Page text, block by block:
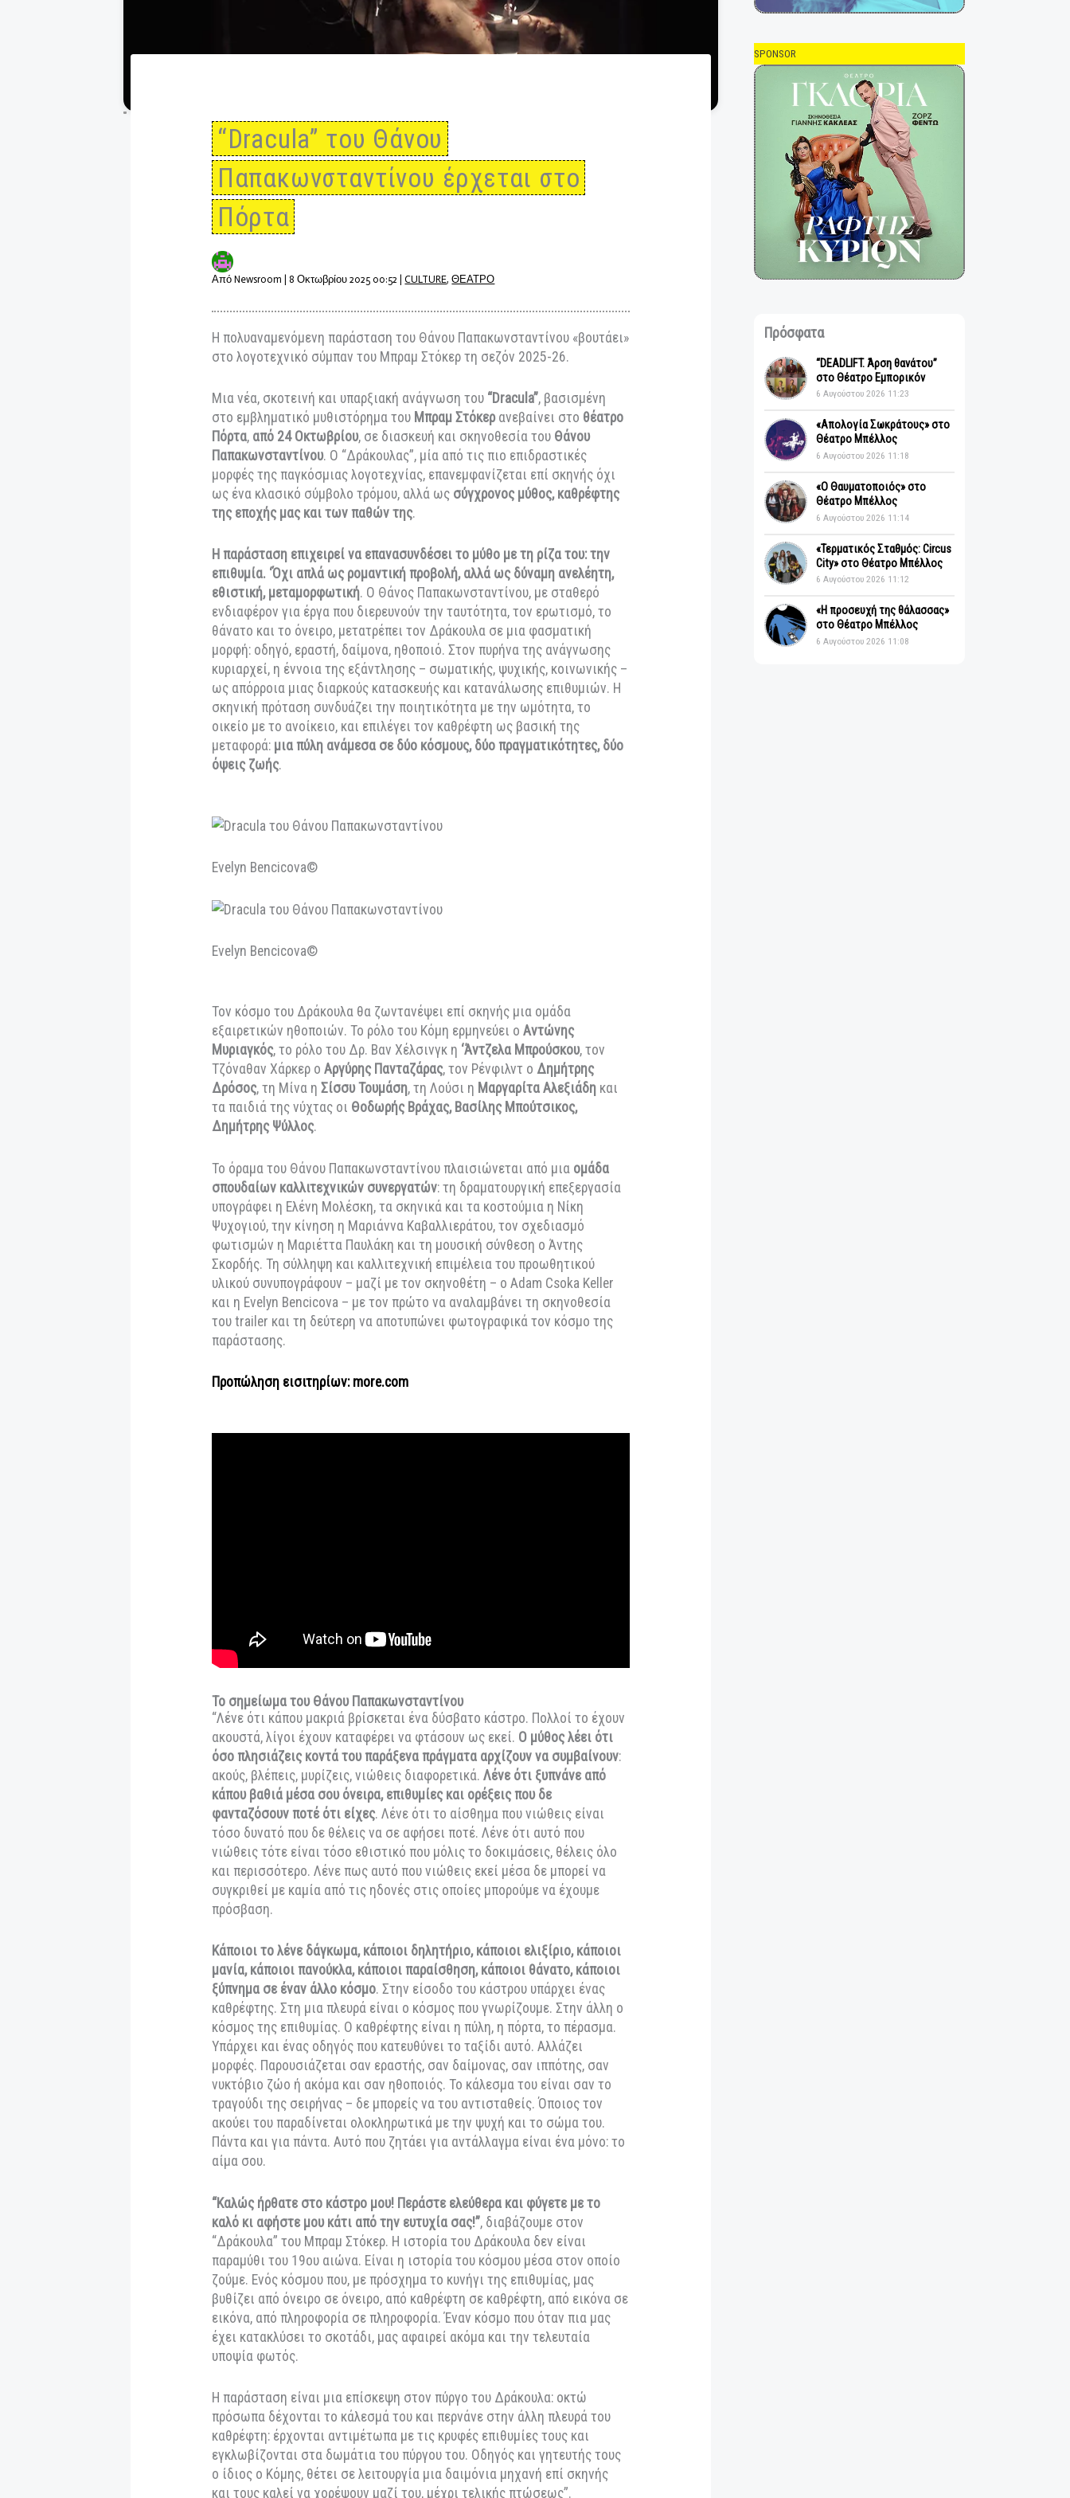
“Dracula” του Θάνου
Παπακωνσταντίνου έρχεται στο
Πόρτα
Από Newsroom 8 Οκτωβρίου 2025 00:52 CULTURE, ΘΕΑΤΡΟ
H πολυαναμενόμενη παράσταση του Θάνου Παπακωνσταντίνου «βουτάει»
στο λογοτεχνικό σύμπαν του Μπραμ Στόκερ τη σεζόν 2025-26.
Μια νέα, σκοτεινή και υπαρξιακή ανάγνωση του“Dracula”, βασισμένη
στο εμβληματικό μυθιστόρημα τουΜπραμ Στόκερανεβαίνει στο
Πόρτα,από 24 Οκτωβρίου , σε διασκευή και σκηνοθεσία του
Παπακωνσταντίνου. Ο “Δράκουλας”, μία από τις πιο επιδραστικές
μορφές της παγκόσμιας λογοτεχνίας, επανεμφανίζεται επί σκηνής όχι
ως ένα κλασικό σύμβολο τρόμου, αλλά ωςσύγχρονος μύθος, καθρέφτης
της εποχής μας και των παθών της.
Η παράσταση επιχειρεί να επανασυνδέσει το μύθο με τη ρίζα του: την
επιθυμία. ‘Όχι απλά ως ρομαντική προβολή, αλλά ως δύναμη ανελέητη,
εθιστική, μεταμορφωτική. Ο Θάνος Παπακωνσταντίνου, με σταθερό
ενδιαφέρον για έργα που διερευνούν την ταυτότητα, τον ερωτισμό, το
θάνατο και το όνειρο, μετατρέπει τον Δράκουλα σε μια φασματική
μορφή: οδηγό, εραστή, δαίμονα, ηθοποιό. Στον πυρήνα της ανάγνωσης
σκηνική πρόταση συνδυάζει την ποιητικότητα με την ωμότητα, το
μεταφορά:μια πύλη ανάμεσα σε δύο κόσμους, δύο πραγματικότητες, δύο
Evelyn Bencicova©
Evelyn Bencicova©
Τον κόσμο του Δράκουλα θα ζωντανέψει επί σκηνής μια ομάδα
εξαιρετικών ηθοποιών. Το ρόλο του Κόμη ερμηνεύει οΑντώνης
Μυριαγκός, το ρόλο του Δρ. Βαν Χέλσινγκ η‘Άντζελα Μπρούσκου
Τζόναθαν Χάρκερ οΑργύρης Πανταζάρας, τον Ρένφιλντ ο
Δρόσος , τη Μίνα ηΣίσσυ Τουμάση, τη Λούσι ηΜαργαρίτα Αλεξιάδη
τα παιδιά της νύχτας οιΘοδωρής Βράχας, Βασίλης Μπούτσικος,
Δημήτρης Ψύλλος
Το όραμα του Θάνου Παπακωνσταντίνου πλαισιώνεται από μια
υπογράφει η Ελένη Μολέσκη, τα σκηνικά και τα κοστούμια η Νίκη
“Λένε ότι κάπου μακριά βρίσκεται ένα δύσβατο κάστρο. Πολλοί το έχουν
ακουστά, λίγοι έχουν καταφέρει να φτάσουν ως εκεί.Ο μύθος λέει ότι
όσο πλησιάζεις κοντά του παράξενα πράγματα αρχίζουν να συμβαίνουν
ακούς, βλέπεις, μυρίζεις, νιώθεις διαφορετικά.Λένε ότι ξυπνάνε από
κάπου βαθιά μέσα σου όνειρα, επιθυμίες και ορέξεις που δε
φανταζόσουν ποτέ ότι είχες. Λένε ότι το αίσθημα που νιώθεις είναι
τόσο δυνατό που δε θέλεις να σε αφήσει ποτέ. Λένε ότι αυτό που
νιώθεις τότε είναι τόσο εθιστικό που μόλις το δοκιμάσεις, θέλεις όλο
και περισσότερο. Λένε πως αυτό που νιώθεις εκεί μέσα δε μπορεί να
συγκριθεί με καμία από τις ηδονές στις οποίες μπορούμε να έχουμε
πρόσβαση.
Κάποιοι το λένε δάγκωμα, κάποιοι δηλητήριο, κάποιοι ελιξίριο, κάποιοι
μανία, κάποιοι πανούκλα, κάποιοι παραίσθηση, κάποιοι θάνατο, κάποιοι
ξύπνημα σε έναν άλλο κόσμο. Στην είσοδο του κάστρου υπάρχει ένας
καθρέφτης. Στη μια πλευρά είναι ο κόσμος που γνωρίζουμε. Στην άλλη ο
κόσμος της επιθυμίας. Ο καθρέφτης είναι η πύλη, η πόρτα, το πέρασμα.
Υπάρχει και ένας οδηγός που κατευθύνει το ταξίδι αυτό. Αλλάζει
μορφές. Παρουσιάζεται σαν εραστής, σαν δαίμονας, σαν ιππότης, σαν
νυκτόβιο ζώο ή ακόμα και σαν ηθοποιός. Το κάλεσμα του είναι σαν το
ακούει του παραδίνεται ολοκληρωτικά με την ψυχή και το σώμα του.
Πάντα και για πάντα. Αυτό που ζητάει για αντάλλαγμα είναι ένα μόνο: το
αίμα σου.
“Καλώς ήρθατε στο κάστρο μου! Περάστε ελεύθερα και φύγετε με το
SPONSOR
στο Θέατρο Εμπορικόν
«Απολογία Σωκράτους» στο
6 Αυγούστου 2026 11:18
«Ο Θαυματοποιός» στο
6 Αυγούστου 2026 11:14
«Τερματικός Σταθμός: Circus